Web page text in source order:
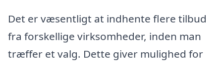
Det er væsentligt at indhente flere tilbud
fra forskellige virksomheder, inden man
træffer et valg. Dette giver mulighed for